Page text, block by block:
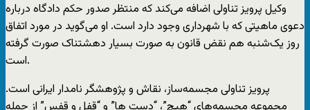
وکیل پرویز تناولی اضافه می‌کند که منتظر صدور حکم دادگاه درباره
دعوی ماهیتی که با شهرداری وجود دارد است. او می‌گوید در مورد اتفاق
روز یک‌شنبه هم نقض قانون به صورت بسیار دهشتناک صورت گرفته
است.
پرویز تناولی مجسمه‌ساز، نقاش و پژوهشگر نامدار ایرانی است.